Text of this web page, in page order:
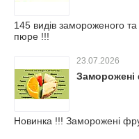
145 видів замороженого
пюре !!!
23.07.2026
Заморожені
Новинка !!! Заморожені